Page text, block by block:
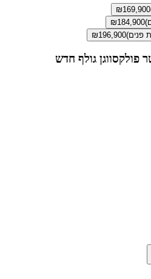
₪169,900
₪184,900
₪196,900
פולקסווגן גולף חדש